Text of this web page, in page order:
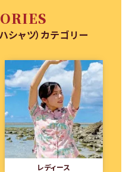
シャツ）カテゴリー
レディース